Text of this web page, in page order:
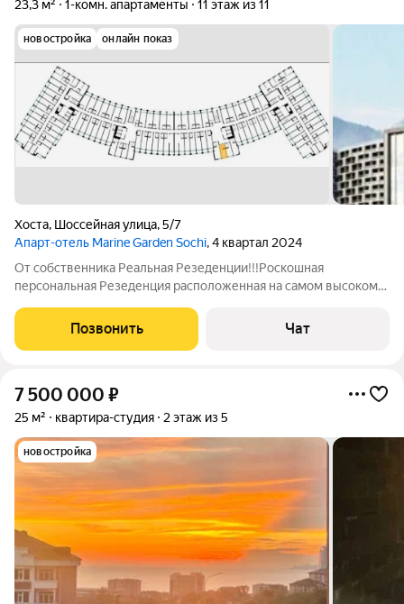
23,3 м² 1-комн. апартаменты 11 этаж из 11
новостройка онлайн показ
Хоста, Шоссейная улица,5/7
Апарт-отель Marine Garden Sochi, 4 квартал 2024
От собственника Реальная Резеденции!!!Роскошная
персональная Резеденция расположенная на самом высоком
Из окон открывается захватывающий панорамный вид на море
и побережье. Резнденция находится
Позвонить Чат
7 500 000 ₽
25 м² квартира-студия 2 этаж из 5
новостройка